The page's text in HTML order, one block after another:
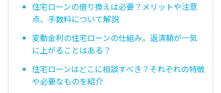
住宅ローンの借り換えは必要？メリットや注意
点、手数料について解説
変動金利の住宅ローンの仕組み。返済額が一気
に上がることはある？
住宅ローンはどこに相談すべき？それぞれの特徴
や必要なものを紹介